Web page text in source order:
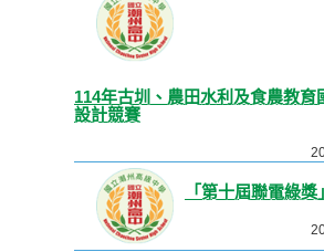
114年古圳、農田水利及食農教育
設計競賽
「第十屆聯電綠